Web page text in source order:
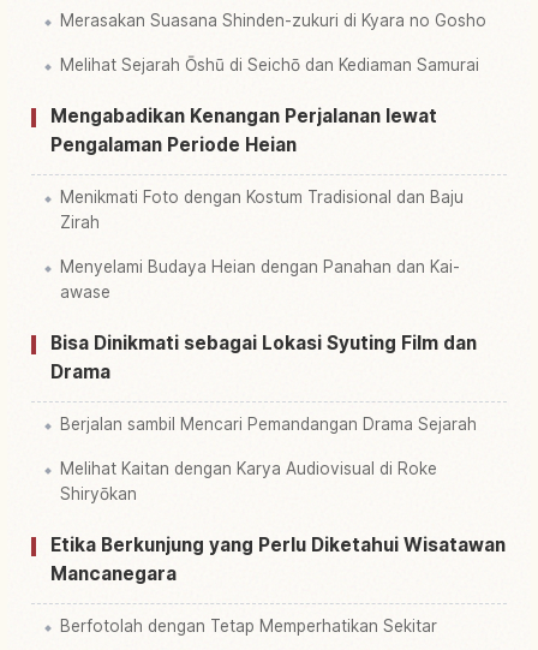
Merasakan Suasana Shinden-zukuri di Kyara no Gosho
Melihat Sejarah Ōshū di Seichō dan Kediaman Samurai
Mengabadikan Kenangan Perjalanan lewat
Pengalaman Periode Heian
Menikmati Foto dengan Kostum Tradisional dan Baju
Zirah
Menyelami Budaya Heian dengan Panahan dan Kai-
awase
Bisa Dinikmati sebagai Lokasi Syuting Film dan
Drama
Berjalan sambil Mencari Pemandangan Drama Sejarah
Melihat Kaitan dengan Karya Audiovisual di Roke
Shiryōkan
Etika Berkunjung yang Perlu Diketahui Wisatawan
Mancanegara
Berfotolah dengan Tetap Memperhatikan Sekitar